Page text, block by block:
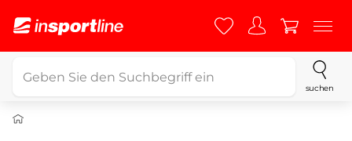
suchen